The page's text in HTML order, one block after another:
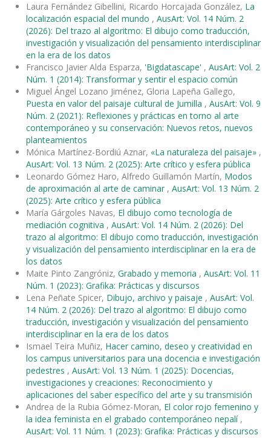
Laura Fernández Gibellini, Ricardo Horcajada González, La
localización espacial del mundo , AusArt: Vol. 14 Núm. 2
(2026): Del trazo al algoritmo: El dibujo como traducción,
investigación y visualización del pensamiento interdisciplinar
en la era de los datos
Francisco Javier Alda Esparza, 'Bigdatascape' , AusArt: Vol. 2
Núm. 1 (2014): Transformar y sentir el espacio común
Miguel Ángel Lozano Jiménez, Gloria Lapeña Gallego,
Puesta en valor del paisaje cultural de Jumilla , AusArt: Vol. 9
Núm. 2 (2021): Reflexiones y prácticas en torno al arte
contemporáneo y su conservación: Nuevos retos, nuevos
planteamientos
Mónica Martínez-Bordiú Aznar, «La naturaleza del paisaje» ,
AusArt: Vol. 13 Núm. 2 (2025): Arte crítico y esfera pública
Leonardo Gómez Haro, Alfredo Guillamón Martín, Modos
de aproximación al arte de caminar , AusArt: Vol. 13 Núm. 2
(2025): Arte crítico y esfera pública
María Gárgoles Navas, El dibujo como tecnología de
mediación cognitiva , AusArt: Vol. 14 Núm. 2 (2026): Del
trazo al algoritmo: El dibujo como traducción, investigación
y visualización del pensamiento interdisciplinar en la era de
los datos
Maite Pinto Zangróniz, Grabado y memoria , AusArt: Vol. 11
Núm. 1 (2023): Grafika: Prácticas y discursos
Lena Peñate Spicer, Dibujo, archivo y paisaje , AusArt: Vol.
14 Núm. 2 (2026): Del trazo al algoritmo: El dibujo como
traducción, investigación y visualización del pensamiento
interdisciplinar en la era de los datos
Ismael Teira Muñiz, Hacer camino, deseo y creatividad en
los campus universitarios para una docencia e investigación
pedestres , AusArt: Vol. 13 Núm. 1 (2025): Docencias,
investigaciones y creaciones: Reconocimiento y
aplicaciones del saber específico del arte y su transmisión
Andrea de la Rubia Gómez-Moran, El color rojo femenino y
la idea feminista en el grabado contemporáneo nepalí ,
AusArt: Vol. 11 Núm. 1 (2023): Grafika: Prácticas y discursos